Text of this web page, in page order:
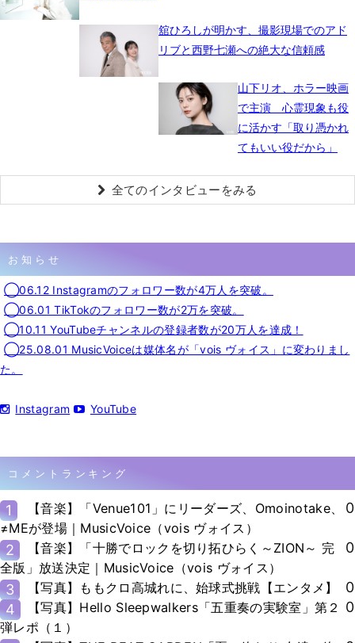
舘ひろしが明かす、撮影現場でのアド
リブと西野七瀬への絶大な信頼感
山下リオ、ホラー映画
で主演 心霊現象も役
に活かす「取り憑かれ
てもいい役だから」
全てのインタビューをみる
お知らせ
◯06.12 Instagramのフォロワー数が4万人を突破。
◯06.01 TikTokのフォロワー数が2万を突破。
◯10.11 YouTubeチャンネルの登録者数が20万人を達成！
◯25.08.01 MusicVoiceは媒体名が「vois ヴォイス」に変わりまし
た。
Instagram YouTube
コメントランキング
1
【音楽】「Venue101」にリーダーズ、Omoinotake、
≠MEが登場｜MusicVoice（vois ヴォイス）
0
2
【音楽】「十勝でロックを切り拓ひらく～ZION～ 完
全版」放送決定｜MusicVoice（vois ヴォイス）
0
3 【写真】ももクロ高城れに、始球式挑戦【エンタメ】
0
4
【写真】Hello Sleepwalkers「五重奏の実験室」第２
弾レポ（１）
0